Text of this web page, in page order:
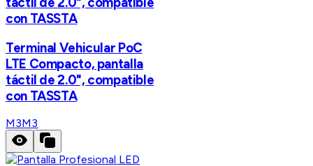
con TASSTA
Terminal Vehicular PoC
LTE Compacto, pantalla
táctil de 2.0", compatible
con TASSTA
M3M3